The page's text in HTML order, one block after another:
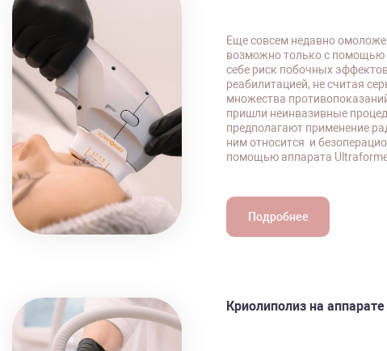
Еще совсем недавно
возможно только с помощью
себе риск побочных
реабилитацией, не считая
множества
пришли неинвазивные
предполагают применение
ним относится и
помощью аппарата
Подробнее
Криолиполиз на